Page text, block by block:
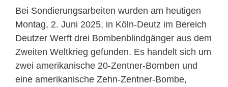
Bei Sondierungsarbeiten wurden am heutigen
Montag, 2. Juni 2025, in Köln-Deutz im Bereich
Deutzer Werft drei Bombenblindgänger aus dem
Zweiten Weltkrieg gefunden. Es handelt sich um
zwei amerikanische 20-Zentner-Bomben und
eine amerikanische Zehn-Zentner-Bombe,